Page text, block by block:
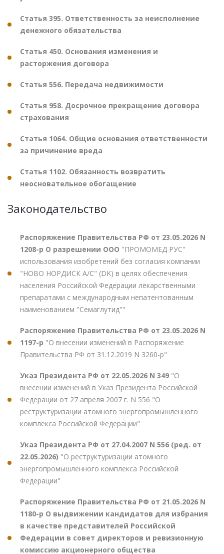
Статья 395. Ответственность за неисполнение
денежного обязательства
Статья 450. Основания изменения и
расторжения договора
Статья 556. Передача недвижимости
Статья 958. Досрочное прекращение договора
страхования
Статья 1064. Общие основания ответственности
за причинение вреда
Статья 1102. Обязанность возвратить
неосновательное обогащение
Законодательство
Распоряжение Правительства РФ от 23.05.2026 N
1208-р О разрешении ООО "ПРОМОМЕД РУС"
использования изобретений без согласия компании
"НОВО НОРДИСК А/С" (DK) в целях обеспечения
населения Российской Федерации лекарственными
препаратами с международным непатентованным
наименованием "Семаглутид""
Распоряжение Правительства РФ от 23.05.2026 N
1197-р "О внесении изменений в Распоряжение
Правительства РФ от 31.12.2019 N 3260-р"
Указ Президента РФ от 22.05.2026 N 349 "О
внесении изменений в Указ Президента Российской
Федерации от 27 апреля 2007 г. N 556 "О
реструктуризации атомного энергопромышленного
комплекса Российской Федерации"
Указ Президента РФ от 27.04.2007 N 556 (ред. от
22.05.2026) "О реструктуризации атомного
энергопромышленного комплекса Российской
Федерации"
Распоряжение Правительства РФ от 21.05.2026 N
1180-р О выдвижении кандидатов для избрания
в качестве представителей Российской
Федерации в совет директоров и ревизионную
комиссию акционерного общества